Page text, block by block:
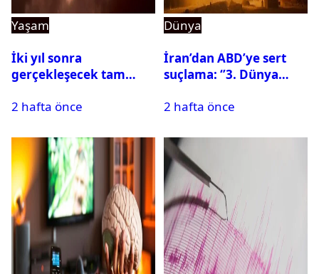
Yaşam
İki yıl sonra
gerçekleşecek tam
oteller şimdiden doldu
2 hafta önce
Dünya
İran’dan ABD’ye sert
suçlama: ‘’3. Dünya
silahları kullandılar’’
2 hafta önce